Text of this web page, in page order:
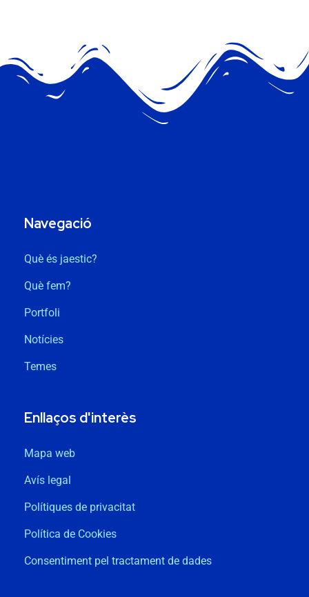
Navegació
Què és jaestic?
Què fem?
Portfoli
Notícies
Temes
Enllaços d'interès
Mapa web
Avís legal
Polítiques de privacitat
Política de Cookies
Consentiment pel tractament de dades